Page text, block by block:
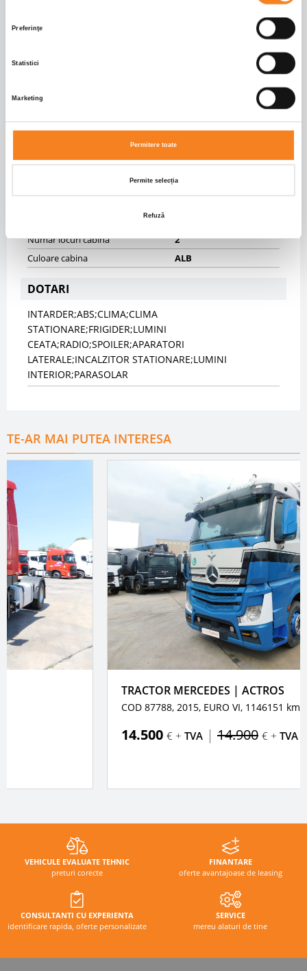
Preferinţe
Statistici
Marketing
Permitere toate
Permite selecția
Refuză
Inaltime cuplare mm
CAROSERIE
Autotractor
Dimensiuni caroserie
5911.0 X 2540.0 X 3925.0
CABINA
Numar locuri cabina
2
Culoare cabina
ALB
DOTARI
INTARDER;ABS;CLIMA;CLIMA
STATIONARE;FRIGIDER;LUMINI
CEATA;RADIO;SPOILER;APARATORI
LATERALE;INCALZITOR STATIONARE;LUMINI
INTERIOR;PARASOLAR
TE-AR MAI PUTEA INTERESA
TRACTOR MERCEDES | ACTROS
EURO VI,1146151 km
14.900 € +TVA
VEHICULE EVALUATE TEHNIC
preturi corecte
FINANTARE
oferte avantajoase de leasing
CONSULTANTI CU EXPERIENTA
identificare rapida, oferte personalizate
SERVICE
mereu alaturi de tine